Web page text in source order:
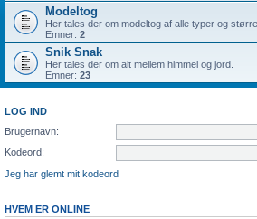
Modeltog
Her tales der om modeltog af alle typer og
Emner: 2
Snik Snak
Her tales der om alt mellem himmel og jord.
Emner: 23
LOG IND
Brugernavn:
Kodeord:
Jeg har glemt mit kodeord
HVEM ER ONLINE